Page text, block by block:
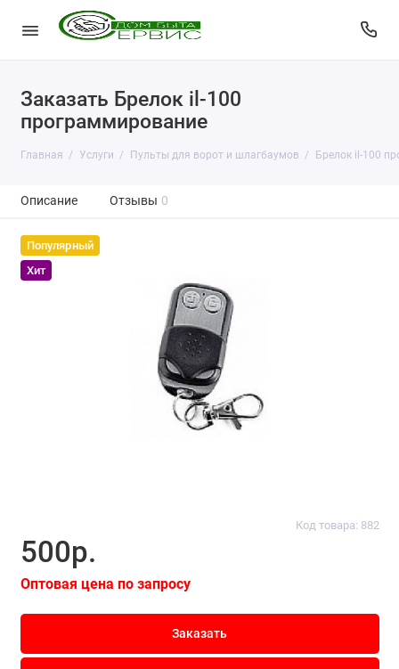
Заказать Брелок il-100
программирование
Главная Услуги Пульты для ворот и шлагбаумов Брелок il-100
Описание Отзывы 0
Популярный
Хит
Код товара: 882
500р.
Оптовая цена по запросу
Заказать